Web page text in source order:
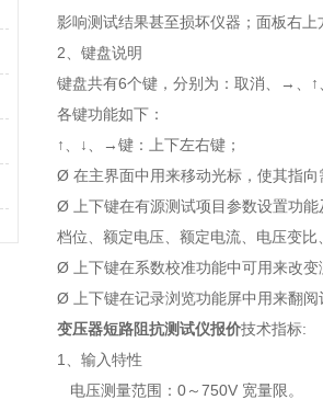
影响测试结果甚至损坏仪器；面板右
2、键盘说明
键盘共有6个键，分别为：取消、→、↑
各键功能如下：
↑、↓、→键：上下左右键；
Ø 在主界面中用来移动光标，使其指向
Ø 上下键在有源测试项目参数设置功
档位、额定电压、额定电流、电压变比
Ø 上下键在系数校准功能中可用来改变
Ø 上下键在记录浏览功能屏中用来翻阅
变压器短路阻抗测试仪报价技术指标:
1、输入特性
电压测量范围：0～750V 宽量限。